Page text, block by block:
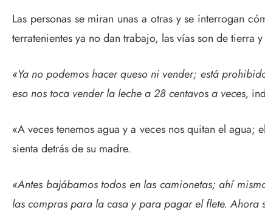
Las personas se miran unas a otras y se interrogan
terratenientes ya no dan trabajo, las vías son de
«Ya no podemos hacer queso ni vender; está
eso nos toca vender la leche a 28 centavos a veces,
«A veces tenemos agua y a veces nos quitan el
sienta detrás de su madre.
«Antes bajábamos todos en las camionetas; ahí
las compras para la casa y para pagar el flete. Ahora